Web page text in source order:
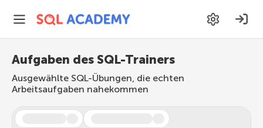
Aufgaben des SQL-Trainers
Ausgewählte SQL-Übungen, die echten
Arbeitsaufgaben nahekommen